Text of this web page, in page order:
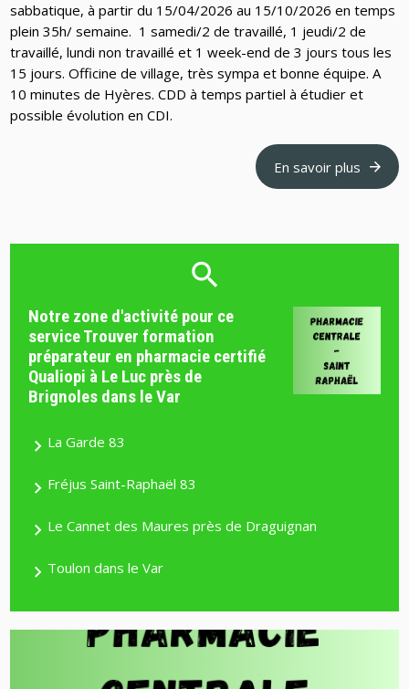
sabbatique, à partir du 15/04/2026 au 15/10/2026 en temps
plein 35h/ semaine. 1 samedi/2 de travaillé, 1 jeudi/2 de
travaillé, lundi non travaillé et 1 week-end de 3 jours tous les
15 jours. Officine de village, très sympa et bonne équipe. A
10 minutes de Hyères. CDD à temps partiel à étudier et
possible évolution en CDI.
En savoir plus
Notre zone d'activité pour ce
service Trouver formation
préparateur en pharmacie certifié
Qualiopi à Le Luc près de
Brignoles dans le Var
La Garde 83
Fréjus Saint-Raphaël 83
Le Cannet des Maures près de Draguignan
Toulon dans le Var